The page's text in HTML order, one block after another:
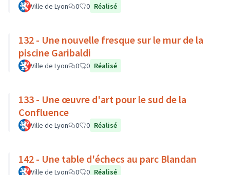
Ville de Lyon 0 0 Réalisé
132 - Une nouvelle fresque sur le mur de la
piscine Garibaldi
Ville de Lyon 0 0 Réalisé
133 - Une œuvre d'art pour le sud de la
Confluence
Ville de Lyon 0 0 Réalisé
142 - Une table d'échecs au parc Blandan
Ville de Lyon 0 0 Réalisé